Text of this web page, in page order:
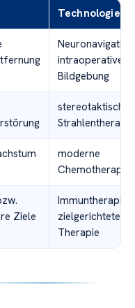
Technologie
intraoperative
Bildgebung
stereotaktische
Strahlentherapie
moderne
Ziele
Immuntherapie,
zielgerichtete
Therapie